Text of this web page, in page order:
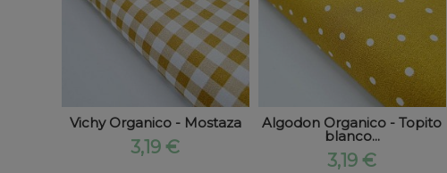
Vichy Organico - Mostaza
3,19 €
Algodon Organico - Topito
blanco...
3,19 €